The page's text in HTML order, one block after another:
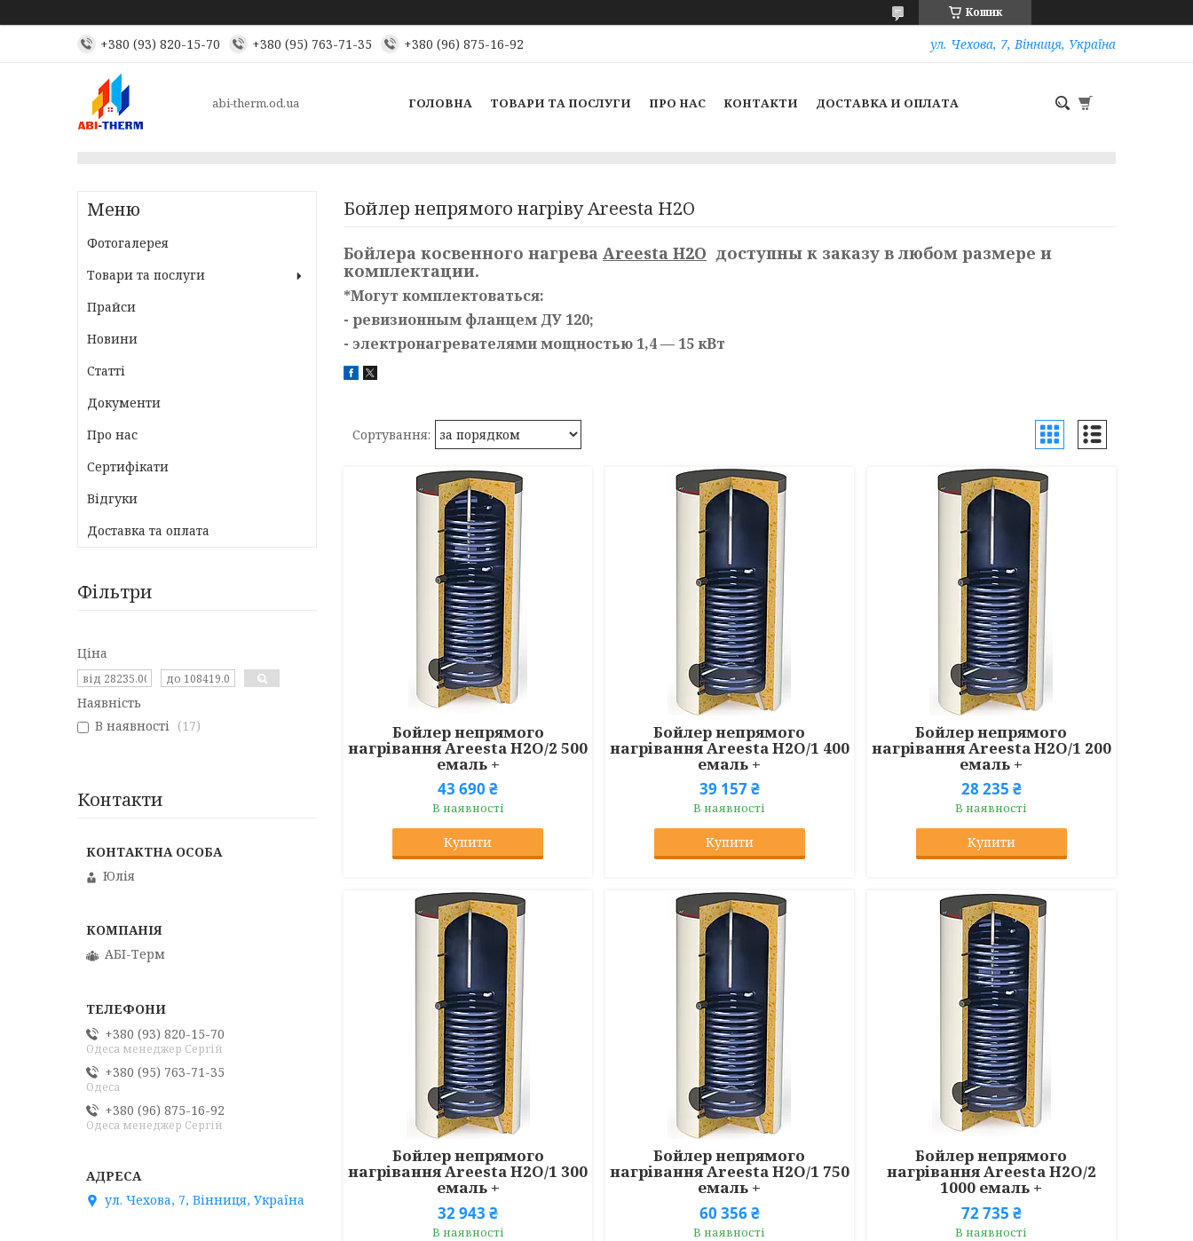
Кошик
+380 (93) 820-15-70 +380 (95) 763-71-35 +380 (96) 875-16-92 ул. Чехова, 7, Вінниця, Україна
abi-therm.od.ua ГОЛОВНА ТОВАРИ ТА ПОСЛУГИ ПРО НАС КОНТАКТИ ДОСТАВКА И ОПЛАТА
Бойлер непрямого нагріву Areesta H2O
Бойлера косвенного нагрева Areesta H2O доступны к заказу в любом размере и
комплектации.
*Могут комплектоваться:
- ревизионным фланцем ДУ 120;
- электронагревателями мощностью 1,4 — 15 кВт
Бойлер непрямого
нагрівання Areesta H2O/2 500
емаль +
43 690 ₴
В наявності
Купити
Бойлер непрямого
нагрівання Areesta H2O/1 400
емаль +
39 157 ₴
В наявності
Купити
Бойлер непрямого
нагрівання Areesta H2O/1 200
емаль +
28 235 ₴
В наявності
Купити
Бойлер непрямого
нагрівання Areesta H2O/1 300
емаль +
32 943 ₴
В наявності
Бойлер непрямого
нагрівання Areesta H2O/1 750
емаль +
60 356 ₴
В наявності
Бойлер непрямого
нагрівання Areesta H2O/2
1000 емаль +
72 735 ₴
В наявності
Фотогалерея
Товари та послуги
Прайси
Новини
Статті
Документи
Про нас
Сертифікати
Відгуки
Доставка та оплата
Фільтри
Ціна
Наявність
В наявності
17
Контакти
Юлія
АБІ-Терм
+380 (93) 820-15-70
Одеса менеджер Сергій
+380 (95) 763-71-35
Одеса
+380 (96) 875-16-92
Одеса менеджер Сергій
ул. Чехова, 7, Вінниця, Україна